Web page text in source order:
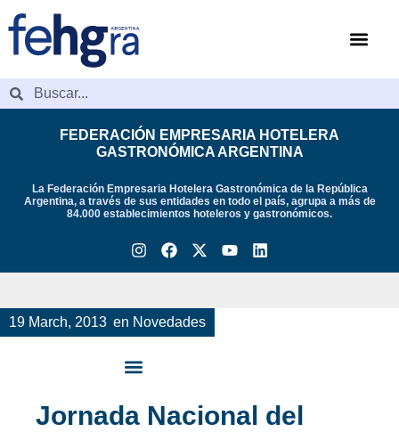
FEDERACIÓN EMPRESARIA HOTELERA
GASTRONÓMICA ARGENTINA
La Federación Empresaria Hotelera Gastronómica de la República
Argentina, a través de sus entidades en todo el país, agrupa a más de
84.000 establecimientos hoteleros y gastronómicos.
19 March, 2013 en Novedades
Jornada Nacional del